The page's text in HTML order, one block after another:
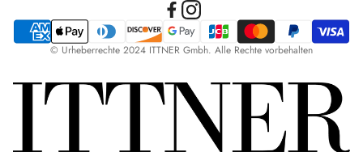
© Urheberrechte 2024 ITTNER Gmbh. Alle Rechte vorbehalten